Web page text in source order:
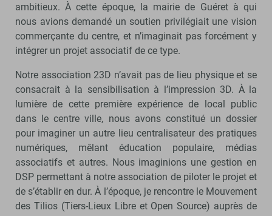
ambitieux. À cette époque, la mairie de Guéret à qui
nous avions demandé un soutien privilégiait une vision
commerçante du centre, et n’imaginait pas forcément y
intégrer un projet associatif de ce type.
Notre association 23D n’avait pas de lieu physique et se
consacrait à la sensibilisation à l’impression 3D. À la
lumière de cette première expérience de local public
dans le centre ville, nous avons constitué un dossier
pour imaginer un autre lieu centralisateur des pratiques
numériques, mêlant éducation populaire, médias
associatifs et autres. Nous imaginions une gestion en
DSP permettant à notre association de piloter le projet et
de s’établir en dur. À l’époque, je rencontre le Mouvement
des Tilios (Tiers-Lieux Libre et Open Source) auprès de